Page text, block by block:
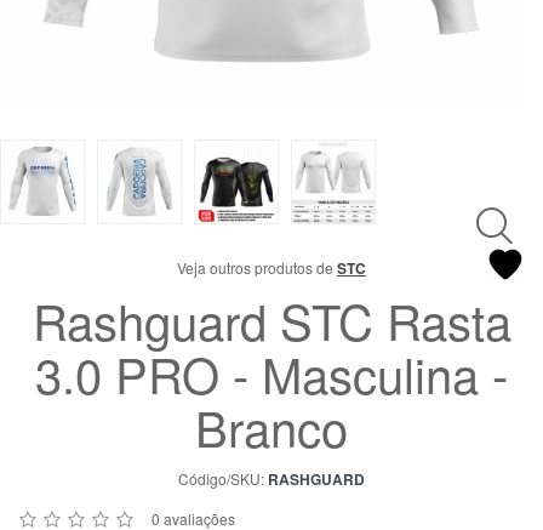
CENTRAL
ATENDIMENTO
9
8309-
9797
Envie-
nos uma
mensagem
Veja outros produtos de STC
Rashguard STC Rasta
3.0 PRO - Masculina -
Branco
Código/SKU: RASHGUARD
0 avaliações